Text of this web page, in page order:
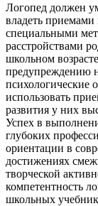
Логопед должен
владеть
специальными
расстройствами
школьном
предупреждению
психологические
использовать
развития у них
Успех в
глубоких
ориентации в
достижениях
творческой
компетентность
школьных